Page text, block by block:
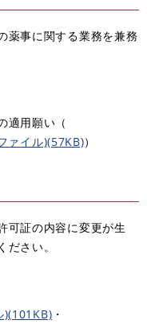
薬事に関する業務を兼務
適用願い（
ァイル)(57KB)）
可証の内容に変更が生
さい。
)(101KB) ・